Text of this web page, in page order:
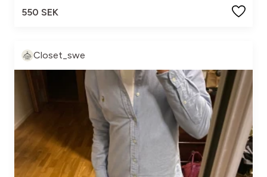
550 SEK
Closet_swe